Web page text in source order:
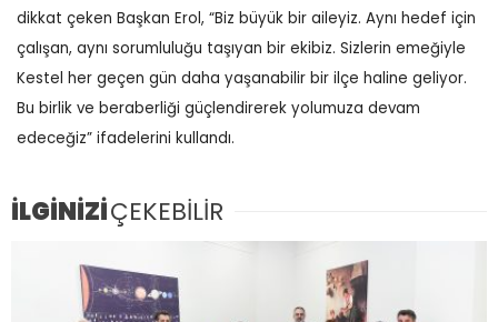
dikkat çeken Başkan Erol, “Biz büyük bir aileyiz. Aynı hedef için
çalışan, aynı sorumluluğu taşıyan bir ekibiz. Sizlerin emeğiyle
Kestel her geçen gün daha yaşanabilir bir ilçe haline geliyor.
Bu birlik ve beraberliği güçlendirerek yolumuza devam
edeceğiz” ifadelerini kullandı.
İLGİNİZİÇEKEBİLİR